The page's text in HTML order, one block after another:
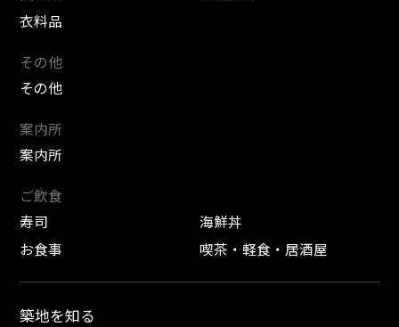
衣料品
その他
その他
案内所
案内所
ご飲食
寿司
海鮮丼
お食事
喫茶・軽食・居酒屋
築地を知る